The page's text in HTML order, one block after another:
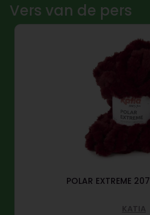
Vers van de pers
POLAR EXTREME
KATIA